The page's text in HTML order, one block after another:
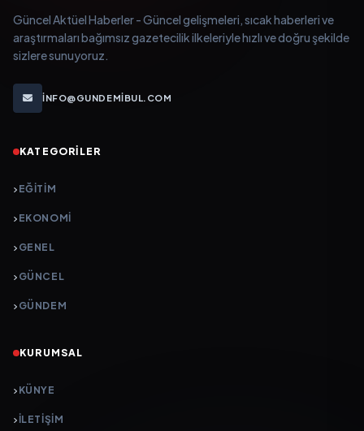
Güncel Aktüel Haberler - Güncel gelişmeleri, sıcak haberleri ve
araştırmaları bağımsız gazetecilik ilkeleriyle hızlı ve doğru şekilde
sizlere sunuyoruz.
INFO@GUNDEMIBUL.COM
KATEGORILER
EĞITIM
EKONOMI
GENEL
GÜNCEL
GÜNDEM
KURUMSAL
KÜNYE
İLETIŞIM